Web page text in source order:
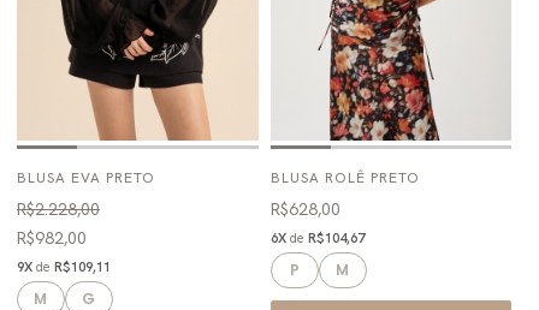
BLUSA EVA PRETO
R$2.228,00
R$982,00
9X de R$109,11
M G
BLUSA ROLÊ PRETO
R$628,00
6X de R$104,67
P M